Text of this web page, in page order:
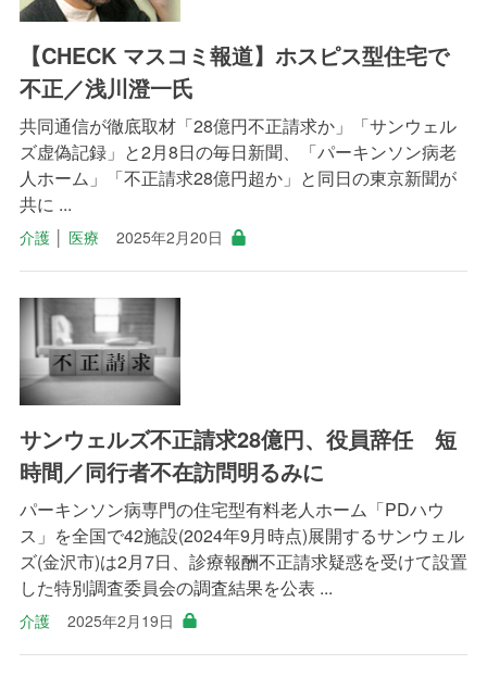
【CHECK マスコミ報道】ホスピス型住宅で
不正／浅川澄一氏
共同通信が徹底取材「28億円不正請求か」「サンウェル
ズ虚偽記録」と2月8日の毎日新聞、「パーキンソン病老
人ホーム」「不正請求28億円超か」と同日の東京新聞が
共に ...
介護│ 医療 2025年2月20日
サンウェルズ不正請求28億円、役員辞任 短
時間／同行者不在訪問明るみに
パーキンソン病専門の住宅型有料老人ホーム「PDハウ
ス」を全国で42施設(2024年9月時点)展開するサンウェル
ズ(金沢市)は2月7日、診療報酬不正請求疑惑を受けて設置
した特別調査委員会の調査結果を公表 ...
介護 2025年2月19日